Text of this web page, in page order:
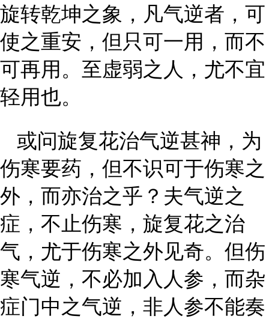
旋转乾坤之象，凡气逆者，可
使之重安，但只可一用，而不
可再用。至虚弱之人，尤不宜
轻用也。
或问旋复花治气逆甚神，为
伤寒要药，但不识可于伤寒之
外，而亦治之乎？夫气逆之
症，不止伤寒，旋复花之治
气，尤于伤寒之外见奇。但伤
寒气逆，不必加入人参，而杂
症门中之气逆，非人参不能奏